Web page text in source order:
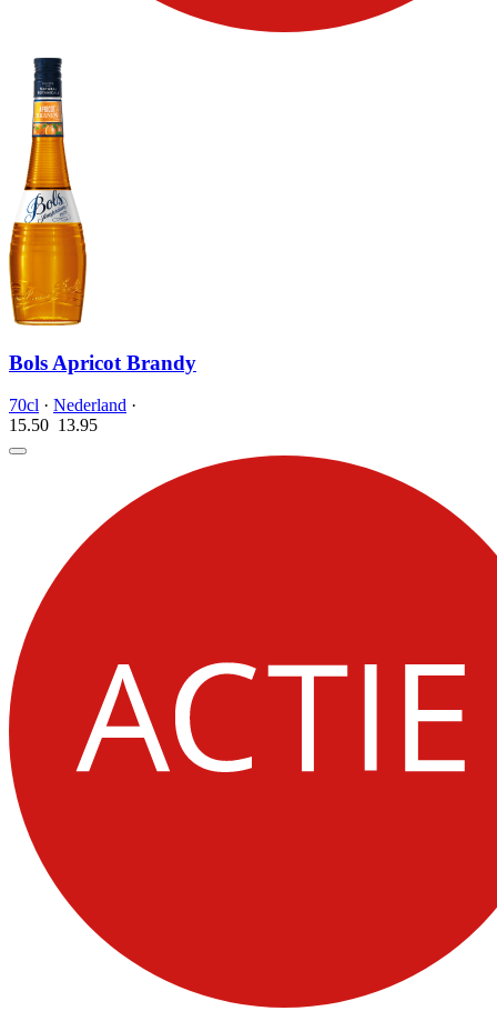
Bols Apricot Brandy
70cl · Nederland ·
15.50 13.95